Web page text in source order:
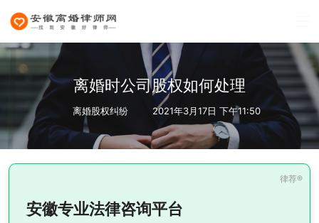
离婚时公司股权如何处理
离婚股权纠纷 2021年3月17日 下午11:50
安徽专业法律咨询平台